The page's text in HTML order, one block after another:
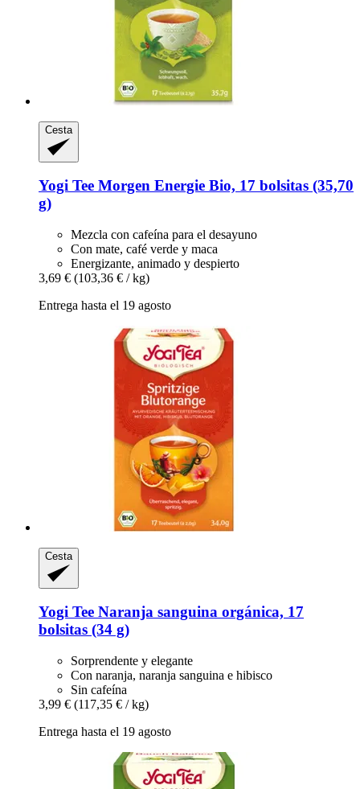
Cesta
Yogi Tee Morgen Energie Bio, 17 bolsitas (35,70
g)
Mezcla con cafeína para el desayuno
Con mate, café verde y maca
Energizante, animado y despierto
3,69 € (103,36 € / kg)
Entrega hasta el 19 agosto
Cesta
Yogi Tee Naranja sanguina orgánica, 17
bolsitas (34 g)
Sorprendente y elegante
Con naranja, naranja sanguina e hibisco
Sin cafeína
3,99 € (117,35 € / kg)
Entrega hasta el 19 agosto